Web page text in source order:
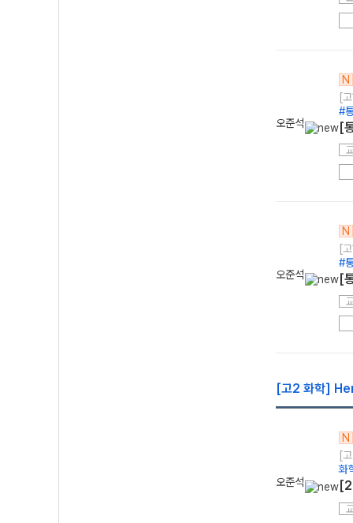
오준석
N
[
#
[
오준석
N
[
#
[
[고2 화학]
오준석
N
[
화